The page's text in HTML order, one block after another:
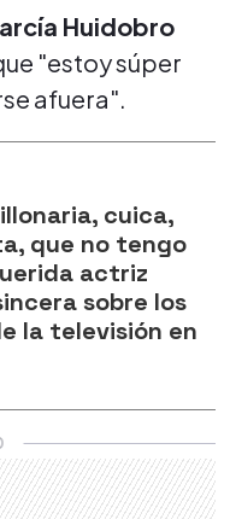
Huidobro
"estoy súper
afuera".
cuica,
que no tengo
actriz
sobre los
la televisión en